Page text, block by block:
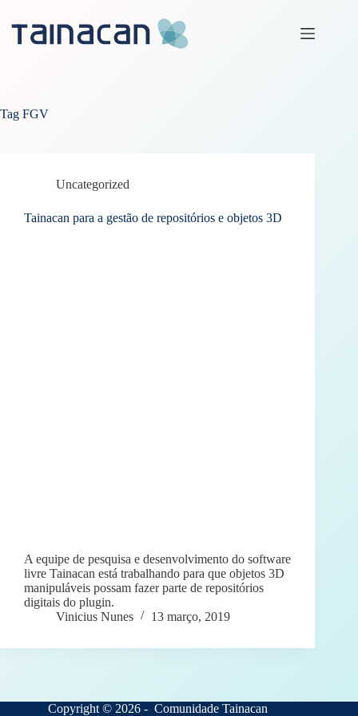
conteúdo
Tag FGV
Uncategorized
Tainacan para a gestão de repositórios e objetos 3D
A equipe de pesquisa e desenvolvimento do software
livre Tainacan está trabalhando para que objetos 3D
manipuláveis possam fazer parte de repositórios
digitais do plugin.
Vinicius Nunes
13 março, 2019
Copyright © 2026 - Comunidade Tainacan